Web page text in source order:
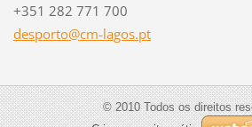
+351 282 771 700
desporto@cm-lagos.pt
© 2010 Todos os direitos